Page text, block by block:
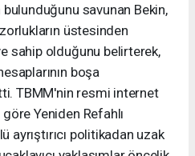
bulunduğunu savunan Bekin,
üstesinden
sahip olduğunu belirterek,
boşa
TBMM'nin resmi internet
Yeniden Refahlı
ayrıştırıcı politikadan uzak